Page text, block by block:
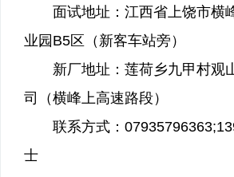
面试地址：江西省上饶市横
业园B5区（新客车站旁）
新厂地址：莲荷乡九甲村观
司（横峰上高速路段）
联系方式：
士